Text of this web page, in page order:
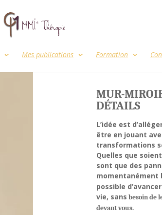
Mes publications Formation
MUR-
DÉTAILS
L’idée est
être en jouant
transformations
Quelles que
sont que des
momentanément
possible
vie, sans besoin de
devant vous.